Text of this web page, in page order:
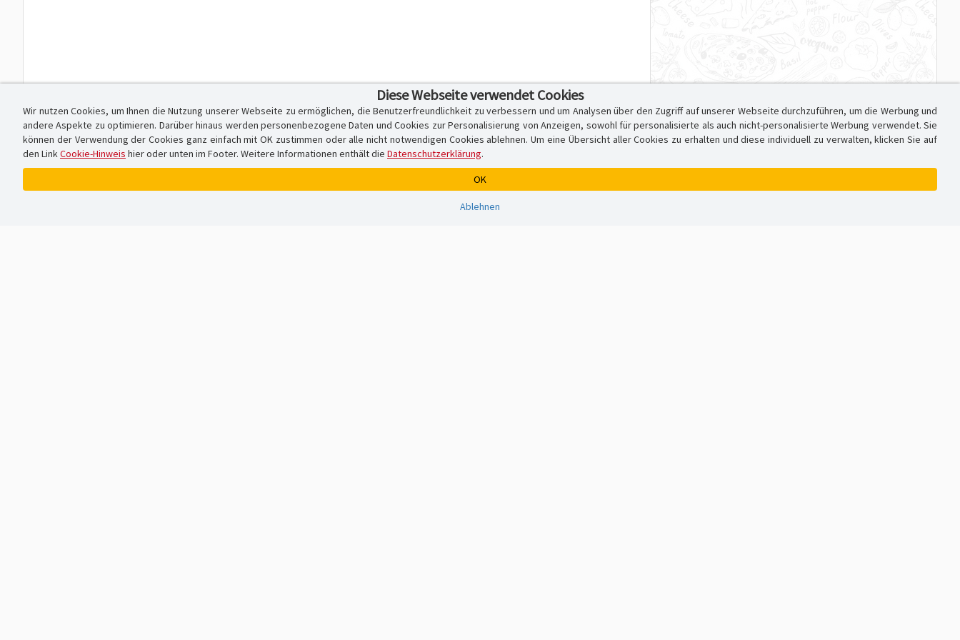
Diese Webseite verwendet Cookies
Wir nutzen Cookies, um Ihnen die Nutzung unserer Webseite zu ermöglichen, die Benutzerfreundlichkeit zu verbessern und um Analysen über den Zugriff auf unserer Webseite durchzuführen, um die Werbung und
andere Aspekte zu optimieren. Darüber hinaus werden personenbezogene Daten und Cookies zur Personalisierung von Anzeigen, sowohl für personalisierte als auch nicht-personalisierte Werbung verwendet. Sie
können der Verwendung der Cookies ganz einfach mit OK zustimmen oder alle nicht notwendigen Cookies ablehnen. Um eine Übersicht aller Cookies zu erhalten und diese individuell zu verwalten, klicken Sie auf
den LinkCookie-Hinweis hier oder unten im Footer. Weitere Informationen enthält die Datenschutzerklärung.
OK
Ablehnen